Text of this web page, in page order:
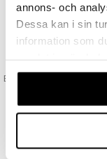
annons- och
Dessa kan i sin
information som
våra cookies vid
Vi erbjuder fri frakt
utifån vilken
Beställningar lagda före
EU-logotypen